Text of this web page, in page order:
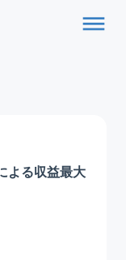
dehaze
よる収益最大